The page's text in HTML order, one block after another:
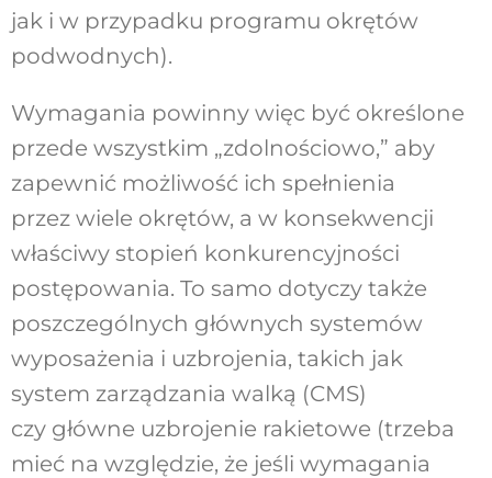
jak i w przypadku programu okrętów
podwodnych).
Wymagania powinny więc być określone
przede wszystkim „zdolnościowo,” aby
zapewnić możliwość ich spełnienia
przez wiele okrętów, a w konsekwencji
właściwy stopień konkurencyjności
postępowania. To samo dotyczy także
poszczególnych głównych systemów
wyposażenia i uzbrojenia, takich jak
system zarządzania walką (CMS)
czy główne uzbrojenie rakietowe (trzeba
mieć na względzie, że jeśli wymagania